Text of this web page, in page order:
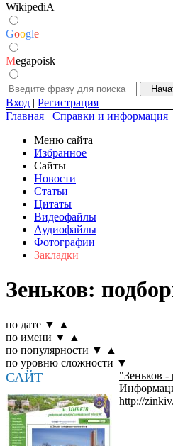
WikipediA
Google
Megapoisk
Вход | Регистрация
Главная
Справки и информация
Меню сайта
Избранное
Сайты
Новости
Статьи
Цитаты
Видеофайлы
Аудиофайлы
Фотографии
Закладки
Зеньков:
по дате ▼
▲
по имени ▼
▲
по популярности ▼
▲
по уровню сложности ▼
САЙТ
"Зеньков
http://